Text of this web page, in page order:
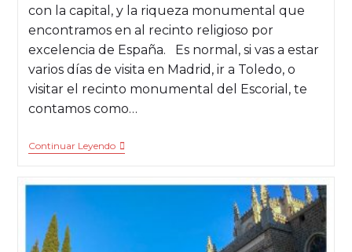
con la capital, y la riqueza monumental que
encontramos en al recinto religioso por
excelencia de España. Es normal, si vas a estar
varios días de visita en Madrid, ir a Toledo, o
visitar el recinto monumental del Escorial, te
contamos como…
Continuar Leyendo